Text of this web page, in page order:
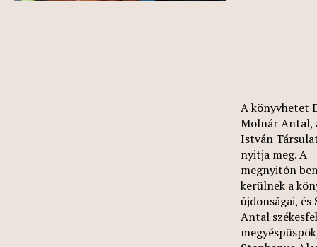
A könyvhetet
Molnár Antal,
István
nyitja meg.A
megnyitón
kerülnek a
újdonságai, és
Antal